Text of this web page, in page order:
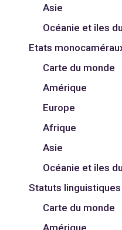
Asie
Océanie et îles
Etats
Carte du monde
Amérique
Europe
Afrique
Asie
Océanie et îles
Statuts linguistiques
Carte du monde
Amérique